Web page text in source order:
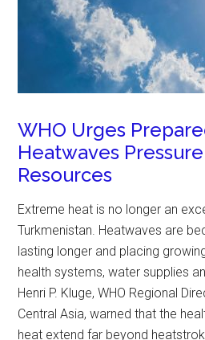
WHO Urges
Heatwaves
Resources
Extreme heat is no longer an
Turkmenistan. Heatwaves are
lasting longer and placing
health systems, water supplies
Henri P. Kluge, WHO Regional
Central Asia, warned that the
heat extend far beyond